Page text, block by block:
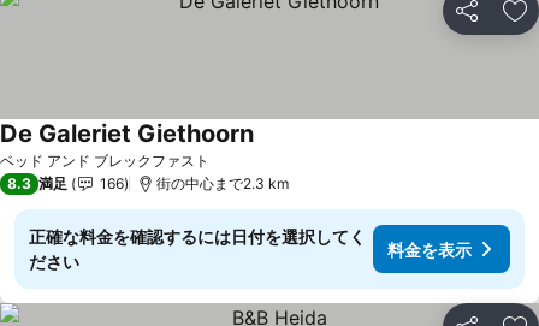
シェア お
ベッド アンド ブレックファスト
De Galeriet Giethoorn料金を表示
8.3 満足 166 街の中心まで2.3 km
正確な料金を確認するには日付を選択してく
ださい
料金を表示